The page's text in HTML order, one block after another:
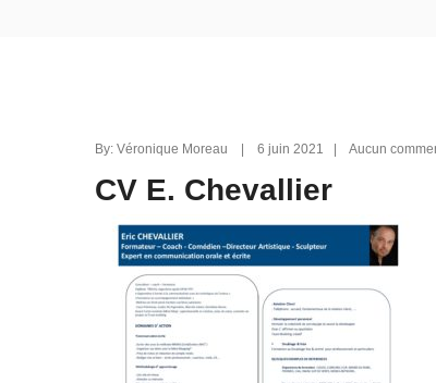
By: Véronique Moreau | 6 juin 2021 | Aucun
CV E. Chevallier